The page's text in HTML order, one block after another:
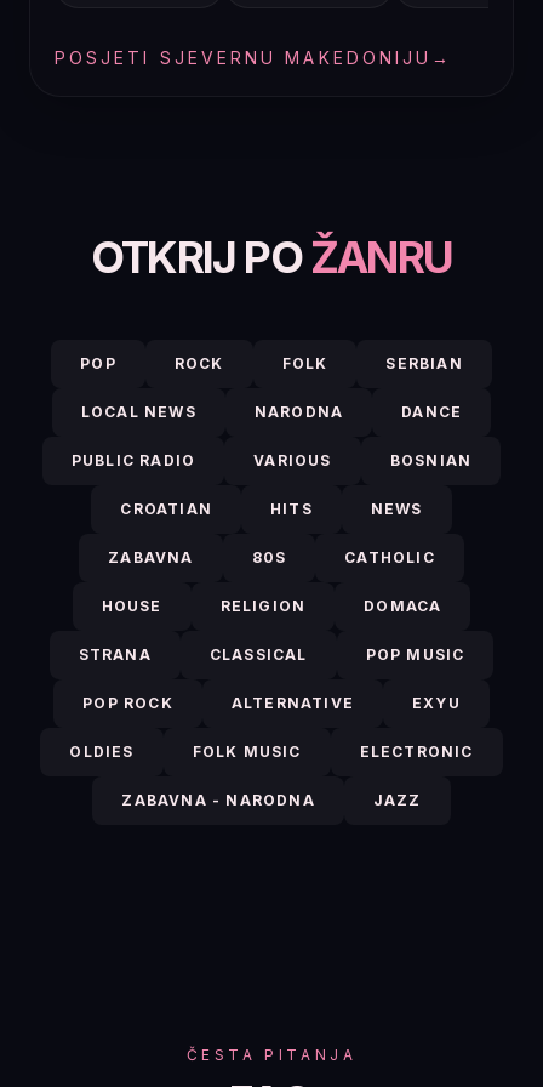
POSJETI SJEVERNU MAKEDONIJU →
OTKRIJ POŽANRU
POP ROCK FOLK SERBIAN
LOCAL NEWS NARODNA DANCE
PUBLIC RADIO VARIOUS BOSNIAN
CROATIAN HITS NEWS
ZABAVNA 80S CATHOLIC
HOUSE RELIGION DOMACA
STRANA CLASSICAL POP MUSIC
POP ROCK ALTERNATIVE EXYU
OLDIES FOLK MUSIC ELECTRONIC
ZABAVNA - NARODNA JAZZ
ČESTA PITANJA